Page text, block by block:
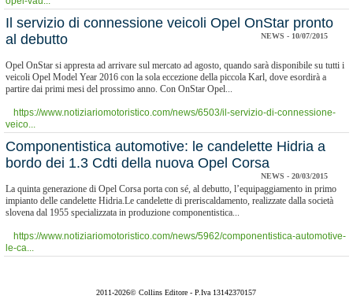
Il servizio di connessione veicoli Opel OnStar pronto
al debutto
NEWS - 10/07/2015
Opel OnStar si appresta ad arrivare sul mercato ad agosto, quando sarà disponibile su tutti i
veicoli Opel Model Year 2016 con la sola eccezione della piccola Karl, dove esordirà a
partire dai primi mesi del prossimo anno. Con OnStar Opel...
https://www.notiziariomotoristico.com/news/6503/il-servizio-di-connessione-
veico...
Componentistica automotive: le candelette Hidria a
bordo dei 1.3 Cdti della nuova Opel Corsa
NEWS - 20/03/2015
La quinta generazione di Opel Corsa porta con sé, al debutto, l’equipaggiamento in primo
impianto delle candelette Hidria.Le candelette di preriscaldamento, realizzate dalla società
slovena dal 1955 specializzata in produzione componentistica...
https://www.notiziariomotoristico.com/news/5962/componentistica-automotive-
le-ca...
2011-2026© Collins Editore - P.Iva 13142370157